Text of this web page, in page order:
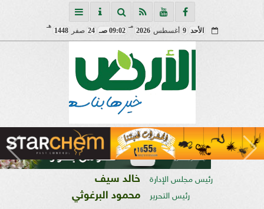
الأحد 9 أغسطس2026
مـ
09:02 صـ 24 صفر1448
هـ
رئيس مجلس الإدارة خالد سيف
رئيس التحرير محمود البرغوثي